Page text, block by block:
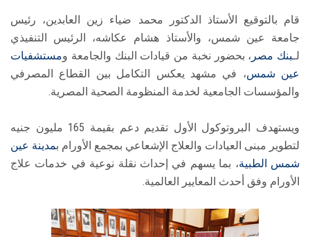
قام بالتوقيع الأستاذ الدكتور محمد ضياء زين العابدين، رئيس
جامعة عين شمس، والأستاذ هشام عكاشه، الرئيس التنفيذي
لـبنك مصر ، بحضور نخبة من قيادات البنك والجامعة ومستشفيات
عين شمس، في مشهد يعكس التكامل بين القطاع المصرفي
والمؤسسات الجامعية لخدمة المنظومة الصحية المصرية.
ويستهدف البروتوكول الأول تقديم دعم بقيمة 165 مليون جنيه
لتطوير مبنى العيادات والعلاج الإشعاعي بمجمع الأورام بمدينة عين
شمس الطبية، بما يسهم في إحداث نقلة نوعية في خدمات علاج
الأورام وفق أحدث المعايير العالمية.